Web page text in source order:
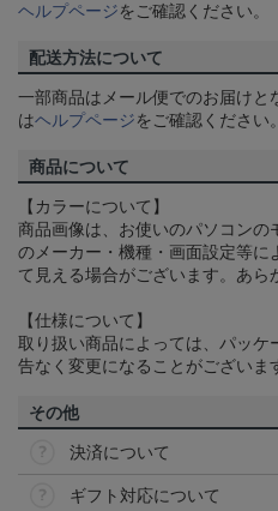
ヘルプページをご確認ください。
配送方法について
一部商品はメール便でのお届けと
はヘルプページをご確認ください。
商品について
【カラーについて】
商品画像は、お使いのパソコンの
のメーカー・機種・画面設定等に
て見える場合がございます。あら
【仕様について】
取り扱い商品によっては、パッケ
告なく変更になることがございま
その他
決済について
ギフト対応について